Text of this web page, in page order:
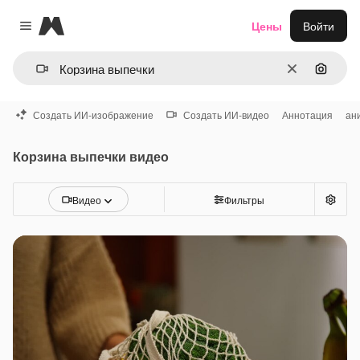
Close menu
Magnific
ОчиститьПоиск
Цены Войти
Создать ИИ-изображение Создать ИИ-видео Аннотация
Корзина выпечки видео
Видео Фильтры